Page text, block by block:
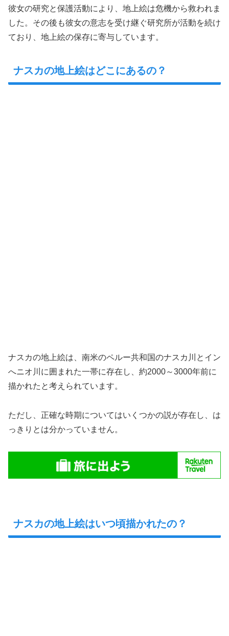
彼女の研究と保護活動により、地上絵は危機から救われま
した。その後も彼女の意志を受け継ぐ研究所が活動を続け
ており、地上絵の保存に寄与しています。
ナスカの地上絵はどこにあるの？
ナスカの地上絵は、南米のペルー共和国のナスカ川とイン
へニオ川に囲まれた一帯に存在し、約2000～3000年前に
描かれたと考えられています。
ただし、正確な時期についてはいくつかの説が存在し、は
っきりとは分かっていません。
ナスカの地上絵はいつ頃描かれたの？